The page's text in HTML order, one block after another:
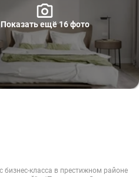
Показать ещё 16 фото
бизнес-класса в престижном районе